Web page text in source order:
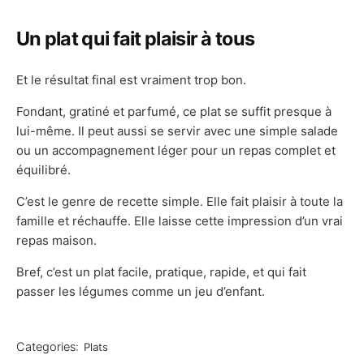
Un plat qui fait plaisir à tous
Et le résultat final est vraiment trop bon.
Fondant, gratiné et parfumé, ce plat se suffit presque à
lui-même. Il peut aussi se servir avec une simple salade
ou un accompagnement léger pour un repas complet et
équilibré.
C’est le genre de recette simple. Elle fait plaisir à toute la
famille et réchauffe. Elle laisse cette impression d’un vrai
repas maison.
Bref, c’est un plat facile, pratique, rapide, et qui fait
passer les légumes comme un jeu d’enfant.
Categories: Plats